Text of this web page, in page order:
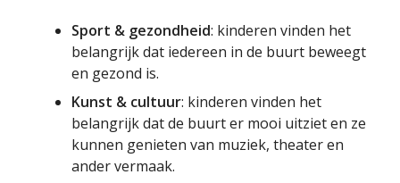
Sport & gezondheid: kinderen vinden het
belangrijk dat iedereen in de buurt beweegt
en gezond is.
Kunst & cultuur: kinderen vinden het
belangrijk dat de buurt er mooi uitziet en ze
kunnen genieten van muziek, theater en
ander vermaak.